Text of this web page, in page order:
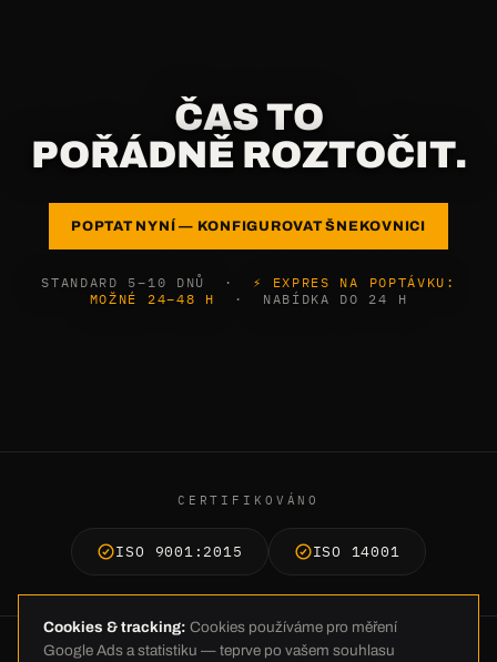
ČAS TO
POŘÁDNĚ ROZTOČIT.
POPTAT NYNÍ — KONFIGUROVAT ŠNEKOVNICI
STANDARD 5–10 DNŮ · ⚡ EXPRES NA POPTÁVKU:
MOŽNÉ 24–48 H
· NABÍDKA DO 24 H
CERTIFIKOVÁNO
ISO 9001:2015 ISO 14001
© 2026 C.E. Schneckenflügel GmbH · Industriestraße 26 · 26188 Edewecht
Cookies & tracking: Cookies používáme pro měření
Google Ads a statistiku — teprve po vašem souhlasu